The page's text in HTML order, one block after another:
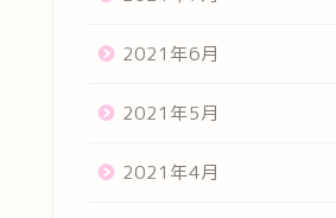
2021年6月
2021年5月
2021年4月